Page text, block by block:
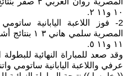
١٠ و١١ ٢.
2- فوز اللاعبة اليابانية
١١ و١١ ٥.
وقد صعد للمباراة النهائية للبطولة
عرفي واللاعبة اليابانية ساتومي